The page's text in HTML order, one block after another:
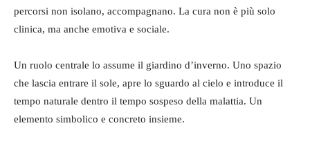
percorsi non isolano, accompagnano. La cura non è più solo
clinica, ma anche emotiva e sociale.
Un ruolo centrale lo assume il giardino d’inverno. Uno spazio
che lascia entrare il sole, apre lo sguardo al cielo e introduce il
tempo naturale dentro il tempo sospeso della malattia. Un
elemento simbolico e concreto insieme.